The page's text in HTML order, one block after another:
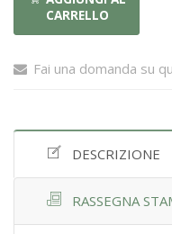
CARRELLO
Fai una domanda su
DESCRIZIONE
RASSEGNA